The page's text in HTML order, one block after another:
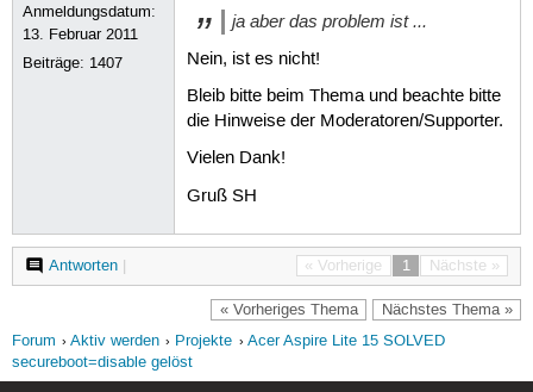
Anmeldungsdatum:
13. Februar 2011
Beiträge: 1407
ja aber das problem ist ...
Nein, ist es nicht!
Bleib bitte beim Thema und beachte bitte
die Hinweise der Moderatoren/Supporter.
Vielen Dank!
Gruß SH
« Vorherige 1 Nächste »
Antworten|
« Vorheriges Thema Nächstes Thema »
Forum Aktiv werden Projekte
Acer Aspire Lite 15 SOLVED
secureboot=disable gelöst